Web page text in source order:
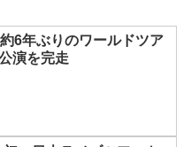
6年ぶりのワールドツア
演を完走